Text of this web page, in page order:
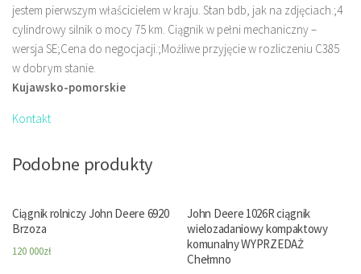
jestem pierwszym właścicielem w kraju. Stan bdb, jak na zdjęciach.;4
cylindrowy silnik o mocy 75 km. Ciągnik w pełni mechaniczny –
wersja SE;Cena do negocjacji.;Możliwe przyjęcie w rozliczeniu C385
w dobrym stanie.
Kujawsko-pomorskie
Kontakt
Podobne produkty
Ciągnik rolniczy John Deere 6920
Brzoza
120 000zł
John Deere 1026R ciągnik
wielozadaniowy kompaktowy
komunalny WYPRZEDAŻ
Chełmno